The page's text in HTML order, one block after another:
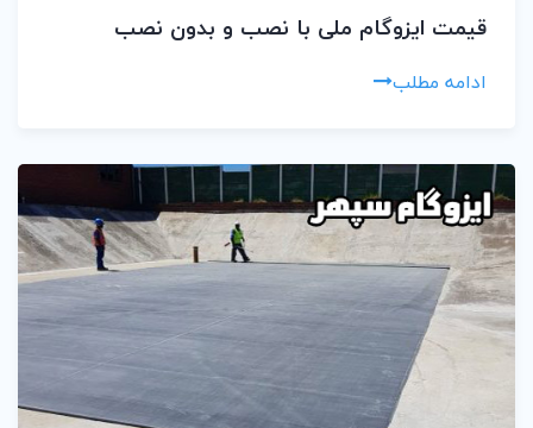
قیمت ایزوگام ملی با نصب و بدون نصب
ادامه مطلب